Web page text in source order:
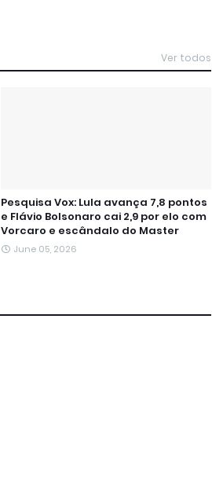
Ver todos
Pesquisa Vox: Lula avança 7,8 pontos
e Flávio Bolsonaro cai 2,9 por elo com
Vorcaro e escândalo do Master
June 05, 2026